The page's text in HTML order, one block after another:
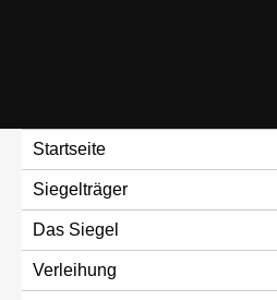
Startseite
Siegelträger
Das Siegel
Verleihung